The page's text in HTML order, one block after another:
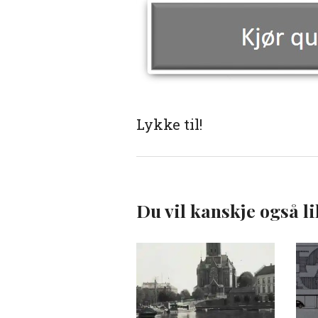
Lykke til!
Du vil kanskje også